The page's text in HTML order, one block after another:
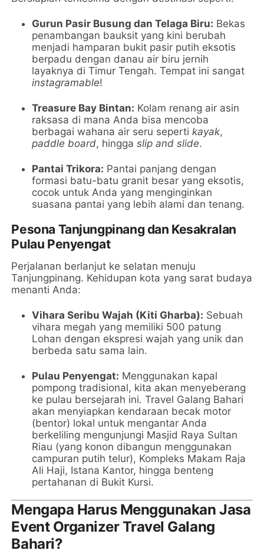
Gurun Pasir Busung dan Telaga Biru: Bekas
penambangan bauksit yang kini berubah
menjadi hamparan bukit pasir putih eksotis
berpadu dengan danau air biru jernih
layaknya di Timur Tengah. Tempat ini sangat
instagramable!
Treasure Bay Bintan: Kolam renang air asin
raksasa di mana Anda bisa mencoba
berbagai wahana air seru sepertikayak,
paddle board, hinggaslip and slide.
Pantai Trikora: Pantai panjang dengan
formasi batu-batu granit besar yang eksotis,
cocok untuk Anda yang menginginkan
suasana pantai yang lebih alami dan tenang.
Pesona Tanjungpinang dan Kesakralan
Pulau Penyengat
Perjalanan berlanjut ke selatan menuju
Tanjungpinang. Kehidupan kota yang sarat budaya
menanti Anda:
Vihara Seribu Wajah (Kiti Gharba): Sebuah
vihara megah yang memiliki 500 patung
Lohan dengan ekspresi wajah yang unik dan
berbeda satu sama lain.
Pulau Penyengat: Menggunakan kapal
pompong tradisional, kita akan menyeberang
ke pulau bersejarah ini. Travel Galang Bahari
akan menyiapkan kendaraan becak motor
(bentor) lokal untuk mengantar Anda
berkeliling mengunjungi Masjid Raya Sultan
Riau (yang konon dibangun menggunakan
campuran putih telur), Kompleks Makam Raja
Ali Haji, Istana Kantor, hingga benteng
pertahanan di Bukit Kursi.
Mengapa Harus Menggunakan Jasa
Event Organizer Travel Galang
Bahari?